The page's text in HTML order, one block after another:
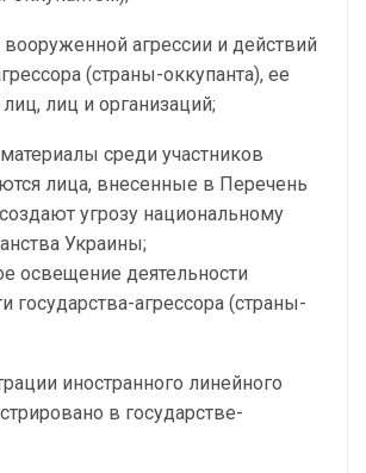
агрессии и действий
(страны-оккупанта), ее
лиц и организаций;
среди участников
лица, внесенные в Перечень
угрозу национальному
Украины;
освещение деятельности
государства-агрессора (страны-
иностранного линейного
в государстве-